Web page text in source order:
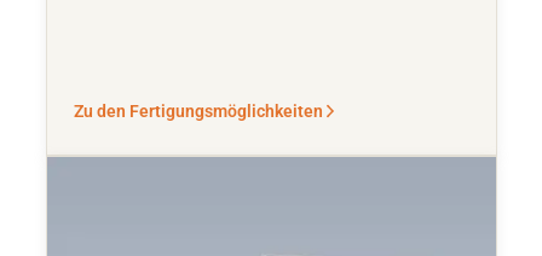
Zu den Fertigungsmöglichkeiten